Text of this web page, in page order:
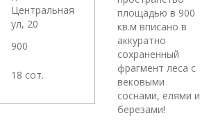
Центральная
ул, 20
900
18 сот.
площадью в 900
кв.м вписано в
аккуратно
сохраненный
фрагмент леса с
вековыми
соснами, елями и
березами!